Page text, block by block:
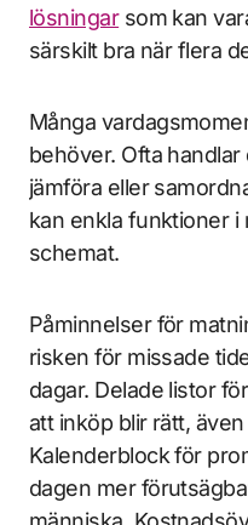
lösningarsom kan
särskilt bra när flera
Många
behöver. Ofta
jämföra eller
kan enkla funktioner i
schemat.
Påminnelser för
risken för missade
dagar. Delade listor
att inköp blir rätt,
Kalenderblock för
dagen mer